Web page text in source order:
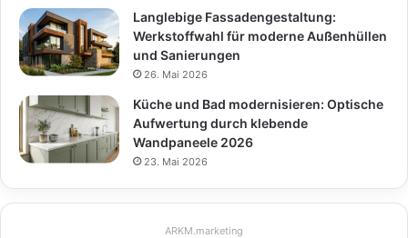
Langlebige Fassadengestaltung:
Werkstoffwahl für moderne Außenhüllen
und Sanierungen
26. Mai 2026
Küche und Bad modernisieren: Optische
Aufwertung durch klebende
Wandpaneele 2026
23. Mai 2026
ARKM.marketing